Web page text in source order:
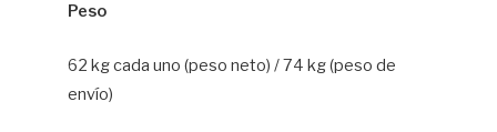
Peso
62 kg cada uno (peso neto) / 74 kg (peso de
envío)